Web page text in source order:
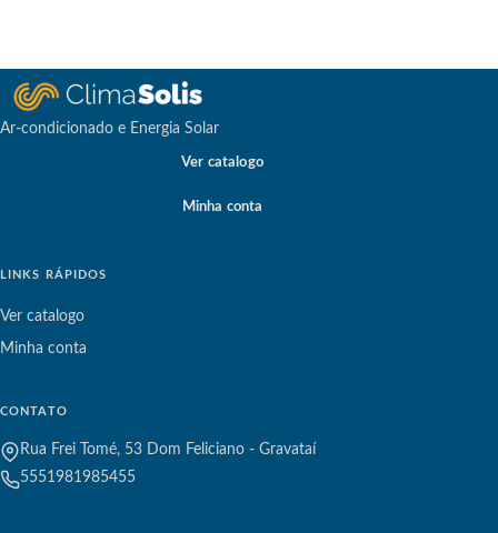
Ar-condicionado e Energia Solar
Ver catalogo
Minha conta
LINKS RÁPIDOS
Ver catalogo
Minha conta
CONTATO
Rua Frei Tomé, 53 Dom Feliciano - Gravataí
5551981985455